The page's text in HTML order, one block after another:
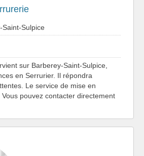
Sulpice
sur Barberey-Saint-Sulpice,
en Serrurier. Il répondra
Le service de mise en
pouvez contacter directement